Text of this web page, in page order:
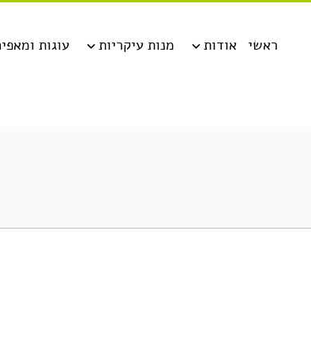
עוגות מנות עיקריות אודות ראשי